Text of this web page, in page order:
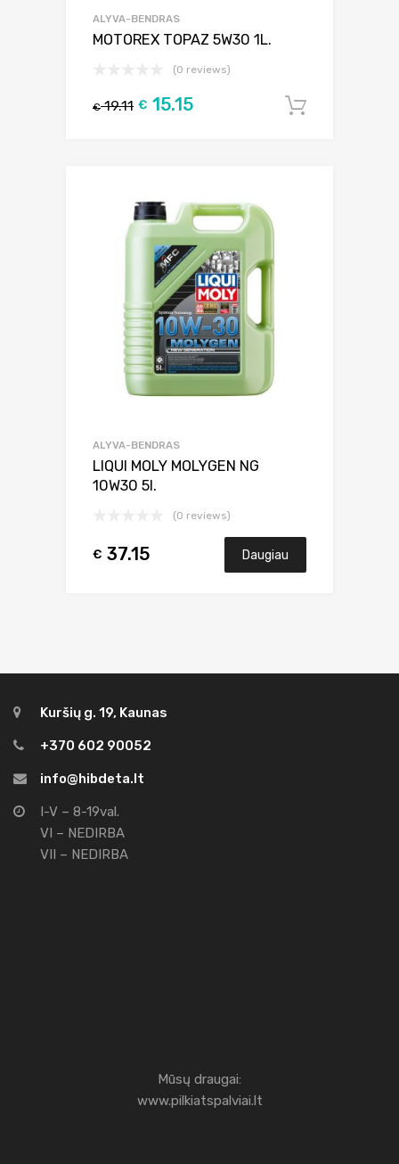
ALYVA-BENDRAS
MOTOREX TOPAZ 5W30 1L.
(0 reviews)
€19.11 € 15.15
ALYVA-BENDRAS
LIQUI MOLY MOLYGEN NG
10W30 5l.
(0 reviews)
€ 37.15 Daugiau
Kuršių g. 19, Kaunas
+370 602 90052
info@hibdeta.lt
I-V – 8-19val.
VI – NEDIRBA
VII – NEDIRBA
Mūsų draugai:
www.pilkiatspalviai.lt